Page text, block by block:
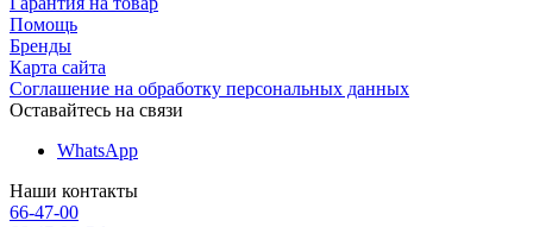
Помощь
Бренды
Карта сайта
Соглашение на обработку персональных данных
Оставайтесь на связи
WhatsApp
Наши контакты
66-47-00